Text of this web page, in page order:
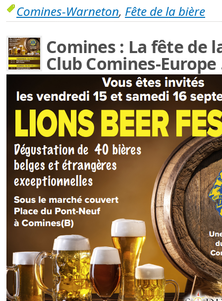
Comines-Warneton, Fête de la bière
Comines : La fête de
Club Comines-